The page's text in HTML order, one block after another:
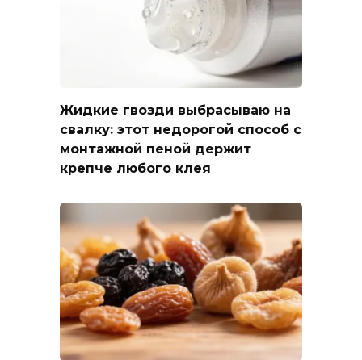
Жидкие гвозди выбрасываю на
свалку: этот недорогой способ с
монтажной пеной держит
крепче любого клея